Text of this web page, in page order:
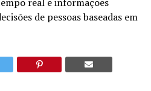
de pessoas baseadas em